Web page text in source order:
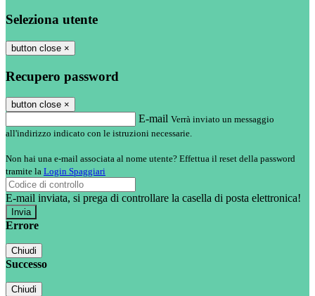
Seleziona utente
button close ×
Recupero password
button close ×
E-mail Verrà inviato un messaggio
all'indirizzo indicato con le istruzioni necessarie.
Non hai una e-mail associata al nome utente? Effettua il reset della password
tramite la Login Spaggiari
E-mail inviata, si prega di controllare la casella di posta elettronica!
Errore
Chiudi
Successo
Chiudi